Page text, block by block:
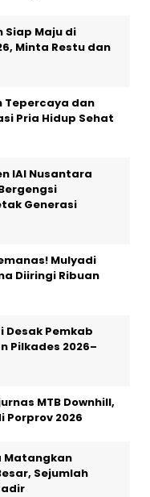
Siap Maju di
Minta Restu dan
Tepercaya dan
Pria Hidup Sehat
IAI Nusantara
Generasi
Mulyadi
Diiringi Ribuan
Desak Pemkab
Pilkades 2026–
MTB Downhill,
Porprov 2026
Matangkan
Sejumlah